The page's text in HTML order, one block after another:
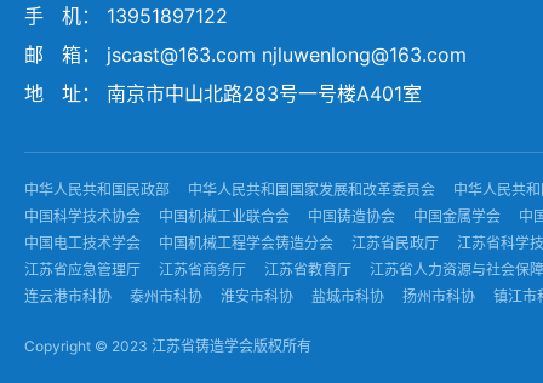
手 机： 13951897122
邮 箱： jscast@163.com njluwenlong@163.com
地 址： 南京市中山北路283号一号楼A401室
中华人民共和国民政部 中华人民共和国国家发展和改革委员会
中华人民共
中国科学技术协会
中国机械工业联合会 中国铸造协会 中国金属学会
中
中国电工技术学会
中国机械工程学会铸造分会 江苏省民政厅
江苏省科学
江苏省应急管理厅
江苏省商务厅 江苏省教育厅
江苏省人力资源与社会保
连云港市科协
泰州市科协 淮安市科协 盐城市科协 扬州市科协 镇江市
Copyright © 2023 江苏省铸造学会版权所有